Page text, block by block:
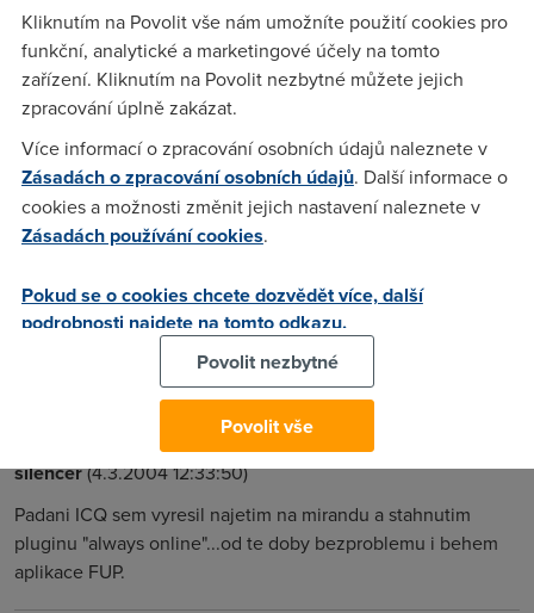
mám ho již asi měsíc, hřeje jako blázen, ale zatím se nic
nestalo, a to ho mám puštěný 24 hodin denně.
Keddie(5.3.2004 13:50:39)
Taky ho mam asi 14 dni a zatim naprosta spokojenost. Sice
obcas se mi prepne ICQ do offline, ale to je skutecne jen
obcas. Vse ostatni bezi bez znatelnych problemu a modem
(5.3.2004 13:51:55)
A to jeste muze byt treba i problemem primo s ICQ servery.
silencer(4.3.2004 12:33:50)
Padani ICQ sem vyresil najetim na mirandu a stahnutim
pluginu "always online"...od te doby bezproblemu i behem
aplikace FUP.
Kliknutím na Povolit vše nám umožníte použití cookies pro
funkční, analytické a marketingové účely na tomto
zařízení. Kliknutím na Povolit nezbytné můžete jejich
zpracování úplně zakázat.
Více informací o zpracování osobních údajů naleznete v
Zásadách o zpracování osobních údajů. Další informace o
cookies a možnosti změnit jejich nastavení naleznete v
Zásadách používání cookies.
Pokud se o cookies chcete dozvědět více, další
podrobnosti najdete na tomto odkazu.
Povolit nezbytné
Povolit vše